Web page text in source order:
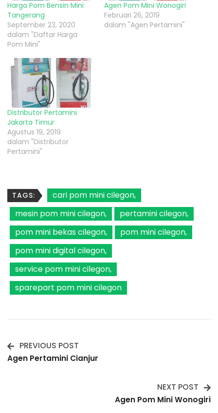
Harga Pom Bensin Mini
Tangerang
September 23, 2020
dalam "Daftar Harga
Pom Mini"
Agen Pom Mini Wonogiri
Februari 26, 2019
dalam "Agen Pertamini"
Distributor Pertamini
Jakarta Timur
Agustus 19, 2019
dalam "Distributor
Pertamini"
TAGS:
cari pom mini cilegon
mesin pom mini cilegon
pertamini cilegon
pom mini bekas cilegon
pom mini cilegon
pom mini digital cilegon
service pom mini cilegon
sparepart pom mini cilegon
Post
PREVIOUS POST
Agen Pertamini Cianjur
NEXT POST
Agen Pom Mini Wonogiri